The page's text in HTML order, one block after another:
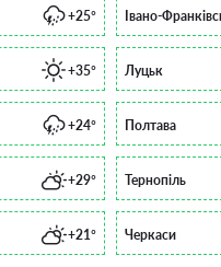
+25° Івано-
+35° Луцьк
+24° Полтава
+29° Тернопіль
+21° Черкаси